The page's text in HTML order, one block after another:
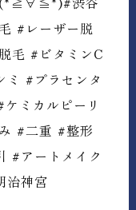
#レーザー脱
毛 #ビタミンC
#プラセンタ
ミカルピーリ
#二重 #整形
#アートメイク
治神宮